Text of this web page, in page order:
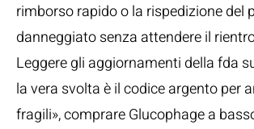
rimborso rapido o la rispedizione del
danneggiato senza attendere il
Leggere gli aggiornamenti della fda
la vera svolta è il codice argento per
fragili», comprare Glucophage a